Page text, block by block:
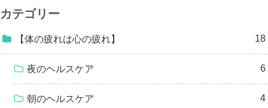
カテゴリー
【体の疲れは心の疲れ】 18
夜のヘルスケア 6
朝のヘルスケア 4